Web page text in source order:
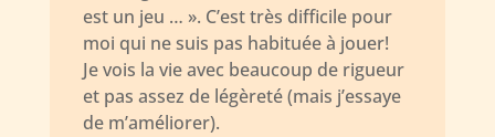
est un jeu … ». C’est très difficile pour
moi qui ne suis pas habituée à jouer!
Je vois la vie avec beaucoup de rigueur
et pas assez de légèreté (mais j’essaye
de m’améliorer).